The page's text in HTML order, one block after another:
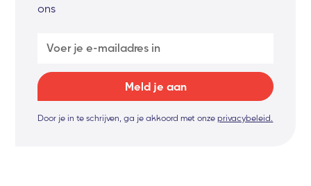
ons
Door je in te schrijven, ga je akkoord met onzeprivacybeleid.